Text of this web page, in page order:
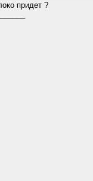
придет ?